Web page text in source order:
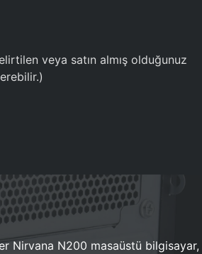
veya satın almış olduğunuz
Nirvana N200 masaüstü